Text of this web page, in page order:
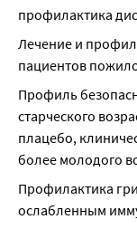
профилактика
Лечение и
пациентов
Профиль
старческого
плацебо,
более молодого
Профилактика
ослабленным